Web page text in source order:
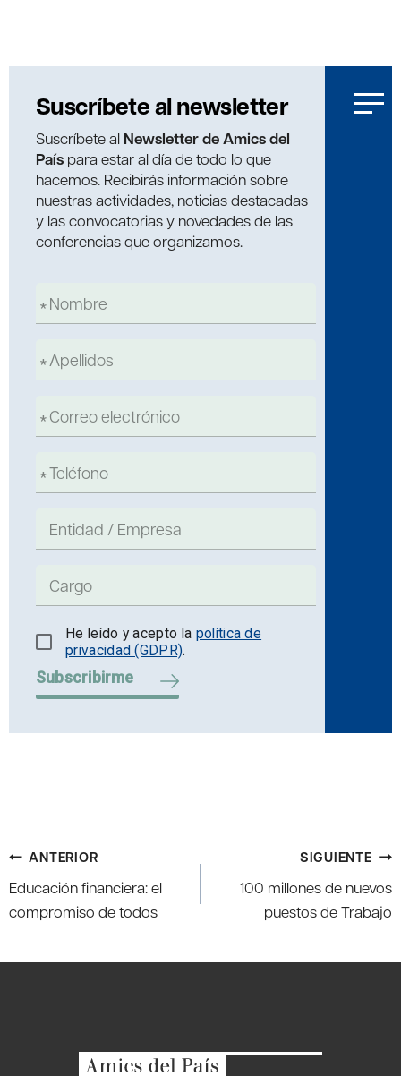
Suscríbete al newsletter
Suscríbete al Newsletter de Amics del
País para estar al día de todo lo que
hacemos. Recibirás información sobre
nuestras actividades, noticias destacadas
y las convocatorias y novedades de las
conferencias que organizamos.
He leído y acepto la política de
privacidad (GDPR).
Subscribirme
Navegación
de
entradas
ANTERIOR
Educación financiera: el
compromiso de todos
SIGUIENTE
100 millones de nuevos
puestos de Trabajo